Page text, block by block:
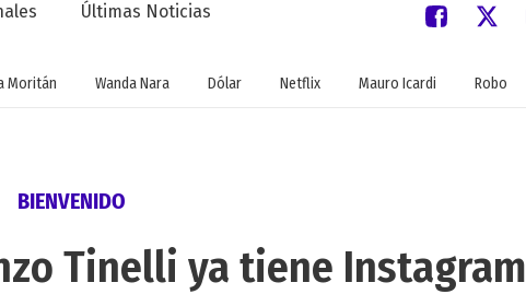
Últimas Noticias
Moritán Wanda Nara Dólar Netflix Mauro Icardi Robo
BIENVENIDO
Tinelli ya tiene Instagram